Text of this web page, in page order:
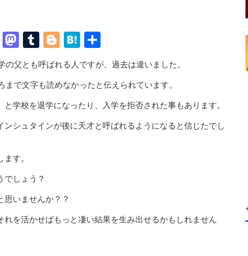
Pinterest
Mastodon
Tumblr
Blogger
Hatena
有
父とも呼ばれる人ですが、過去は違いました。
で文字も読めなかったと伝えられています。
学校を退学になったり、入学を拒否された事もあります。
シュタインが後に天才と呼ばれるようになると信じたでし
す。
でしょう？
思いませんか？？
れを活かせばもっと凄い結果を生み出せるかもしれません